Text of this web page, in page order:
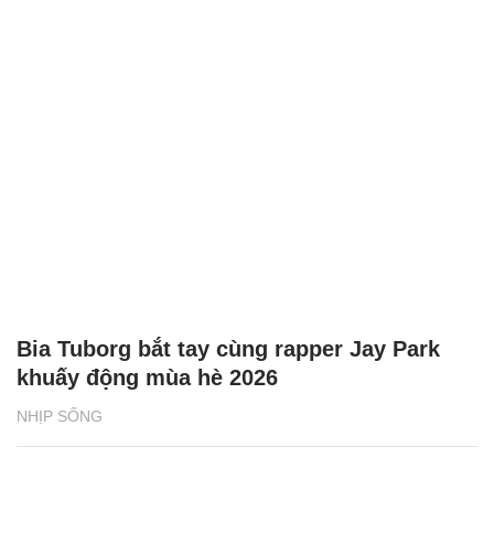
NHỊP SỐNG
Bia Tuborg bắt tay cùng rapper Jay Park
khuấy động mùa hè 2026